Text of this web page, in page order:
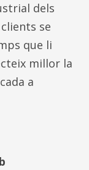
dels
se
que li
millor la
a